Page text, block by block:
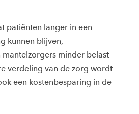
patiënten langer in een
kunnen blijven,
minder belast
verdeling van de zorg wordt
een kostenbesparing in de